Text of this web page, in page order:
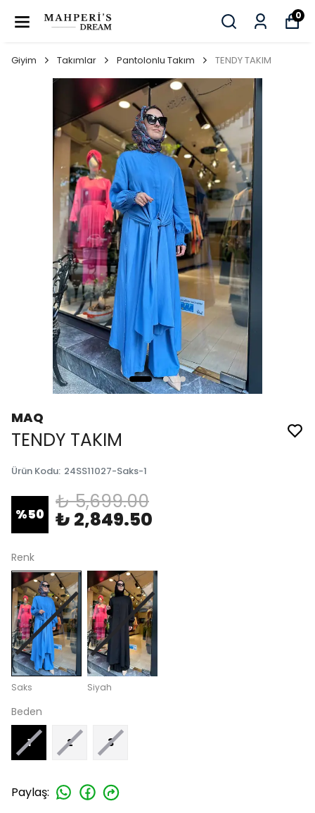
0
Giyim Takımlar Pantolonlu Takım TENDY TAKIM
MAQ
TENDY TAKIM
Ürün Kodu: 24SS11027-Saks-1
%50
₺ 5,699.00
₺ 2,849.50
Renk
Saks Siyah
Beden
1 2 3
Paylaş: